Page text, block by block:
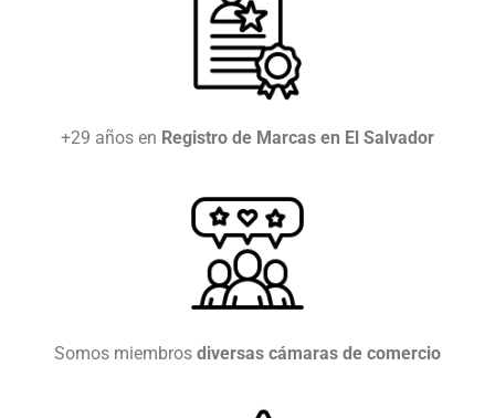
+29 años en Registro de Marcas en El Salvador
Somos miembros diversas cámaras de comercio